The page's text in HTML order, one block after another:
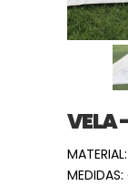
VELA